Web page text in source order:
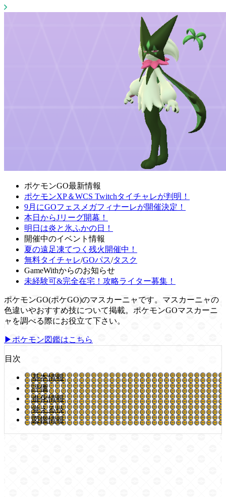
ポケモンGO最新情報
ポケモンXP＆WCS Twitchタイチャレが判明！
9月にGOフェスメガフィナーレが開催決定！
本日からJリーグ開幕！
明日は炎と氷ふかの日！
開催中のイベント情報
夏の遠足凍てつく残火開催中！
無料タイチャレ/GOパス/タスク
GameWithからのお知らせ
未経験可&完全在宅！攻略ライター募集！
ポケモンGO(ポケGO)のマスカーニャです。マスカーニャの
色違いやおすすめ技について掲載。ポケモンGOマスカーニ
ャを調べる際にお役立て下さい。
▶ポケモン図鑑はこちら
目次
基本情報
評価
進化情報
覚える技
図鑑情報